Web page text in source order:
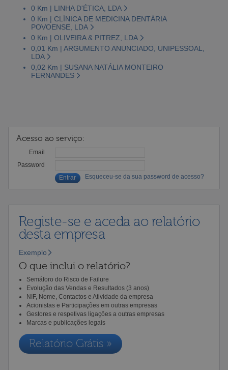
0 Km | LINHA D'ÉTICA, LDA
0 Km | CLÍNICA DE MEDICINA DENTÁRIA
POVOENSE, LDA
0 Km | OLIVEIRA & PITREZ, LDA
0,01 Km | ARGUMENTO ANUNCIADO, UNIPESSOAL,
LDA
0,02 Km | SUSANA NATÁLIA MONTEIRO
FERNANDES
Acesso ao serviço:
Email
Password
Esqueceu-se da sua password de acesso?
Registe-se e aceda ao relatório
desta empresa
Exemplo
O que inclui o relatório?
Semáforo do Risco de Failure
Evolução das Vendas e Resultados (3 anos)
NIF, Nome, Contactos e Atividade da empresa
Acionistas e Participações em outras empresas
Gestores e respetivas ligações a outras empresas
Marcas e publicações legais
Relatório Grátis »